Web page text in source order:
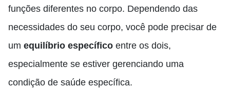
funções diferentes no corpo. Dependendo das
necessidades do seu corpo, você pode precisar de
um equilíbrio específico entre os dois,
especialmente se estiver gerenciando uma
condição de saúde específica.